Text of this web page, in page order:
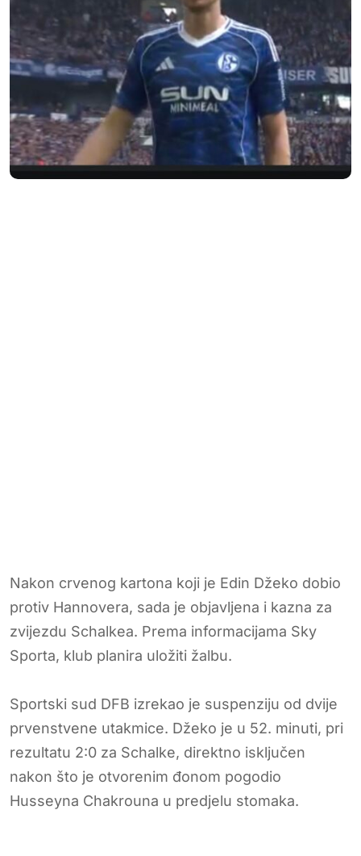
Nakon crvenog kartona koji je Edin Džeko dobio
protiv Hannovera, sada je objavljena i kazna za
zvijezdu Schalkea. Prema informacijama Sky
Sporta, klub planira uložiti žalbu.
Sportski sud DFB izrekao je suspenziju od dvije
prvenstvene utakmice. Džeko je u 52. minuti, pri
rezultatu 2:0 za Schalke, direktno isključen
nakon što je otvorenim đonom pogodio
Husseyna Chakrouna u predjelu stomaka.